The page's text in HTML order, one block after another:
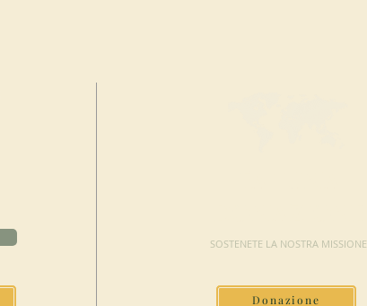
SOSTENETE LA NOSTRA MISSIONE
Donazione